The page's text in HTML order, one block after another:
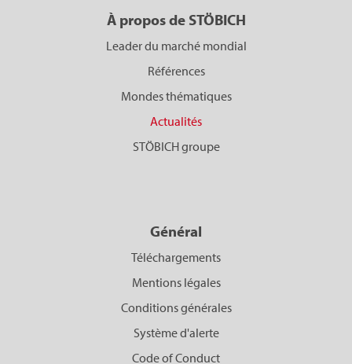
À propos de STÖBICH
Leader du marché mondial
Références
Mondes thématiques
Actualités
STÖBICH groupe
Général
Téléchargements
Mentions légales
Conditions générales
Système d'alerte
Code of Conduct